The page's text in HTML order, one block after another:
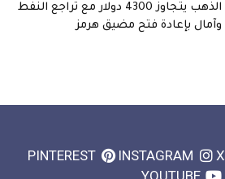
الذهب يتجاوز 4300 دولار مع تراجع النفط
وآمال بإعادة فتح مضيق هرمز
X
INSTAGRAM
PINTEREST
YOUTUBE